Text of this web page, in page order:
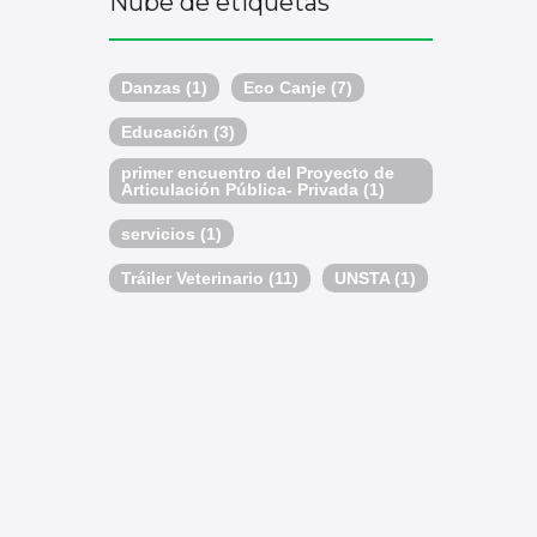
Danzas (1) Eco Canje (7)
Educación (3)
primer encuentro del Proyecto de
Articulación Pública- Privada (1)
servicios (1)
Tráiler Veterinario (11) UNSTA (1)